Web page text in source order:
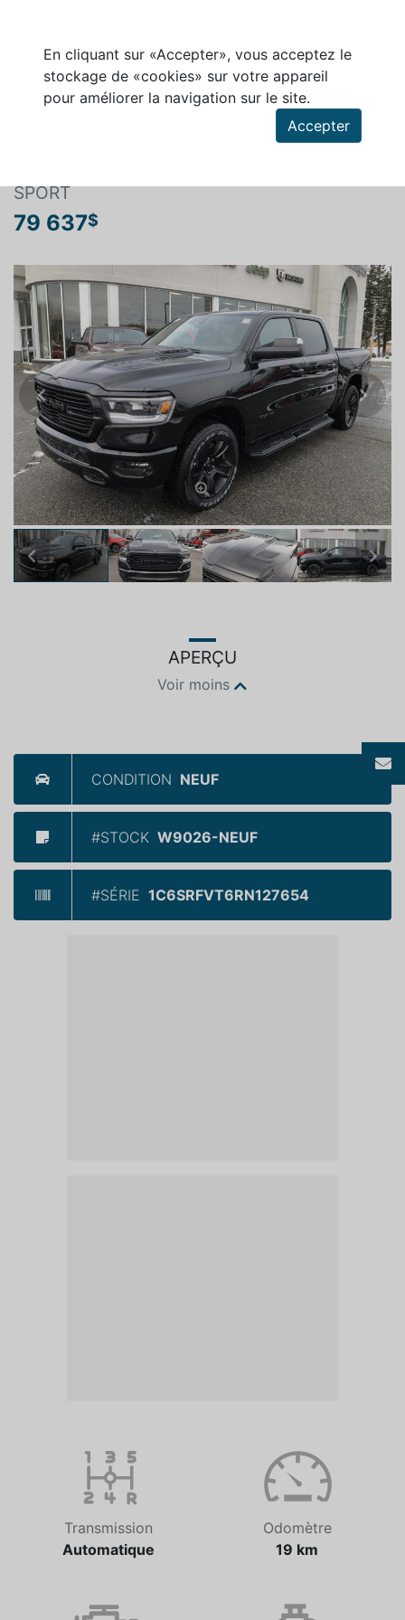
En cliquant sur «Accepter», vous acceptez le
stockage de «cookies» sur votre appareil
pour améliorer la navigation sur le site.
Accepter
SPORT
79 637$
Previous Next
Previous Next
APERÇU
Voir moins
CONDITION NEUF
#STOCK W9026-NEUF
#SÉRIE 1C6SRFVT6RN127654
Automatique
19 km